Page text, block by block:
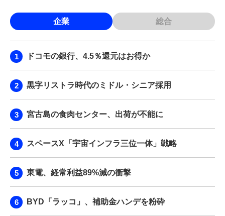
企業 総合
ドコモの銀行、4.5％還元はお得か
黒字リストラ時代のミドル・シニア採用
宮古島の食肉センター、出荷が不能に
スペースX「宇宙インフラ三位一体」戦略
東電、経常利益89%減の衝撃
BYD「ラッコ」、補助金ハンデを粉砕